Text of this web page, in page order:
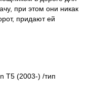
при этом они никак
придают ей
T5 (2003-) /тип